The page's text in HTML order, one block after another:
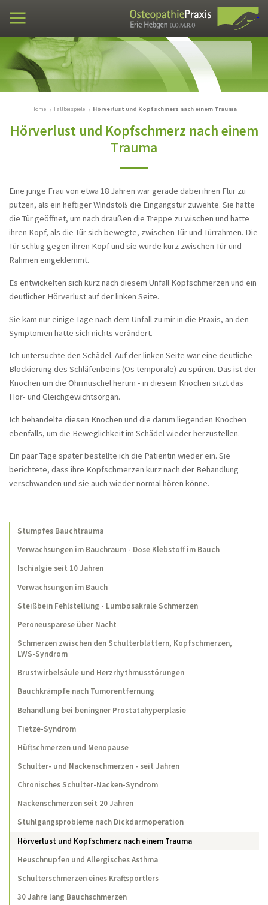
Fortbildung VXIO
Praxen
Osteopathie
Fallbeispiele
Stumpfes Bauchtrauma
Verwachsungen im Bauchraum - Dose
Steißbein Fehlstellung - Lumbosakrale
Schmerzen
Peroneusparese über Nacht
Schmerzen zwischen den Schulterblättern,
Brustwirbelsäule und Herzrhythmusstörungen
Behandlung bei beningner
Tietze-Syndrom
Hüftschmerzen und Menopause
Chronisches Schulter-Nacken-Syndrom
Stuhlgangsprobleme nach
Dickdarmoperation
Heuschnupfen und Allergisches Asthma
Schulterschmerzen eines Kraftsportlers
Wiederkehrende Knieschmerzen und seit
einem Jahr ständig
Unerfüllter Kinderwunsch
Entwicklungsverzögerung? - Fehlender
Armstütz in Bauchlage
Spinalkanalstenose
Postzosterneuralgie
Knieschmerzen nach dem Joggen
Schwindel, wenn der Kopf in den Nacken
gelegt wird
Lumbalgie nach Hüftendoprothese
Chronische Kopfschmerzen
Brustwirbelsäulenschmerzen mit Reflux mit
Sodbrennen
Magenschmerzen
Schwindel und Kribbeln in den Fingern,
Home Fallbeispiele Hörverlust und Kopfschmerz nach einem Trauma
Hörverlust und Kopfschmerz nach einem
Trauma
Eine junge Frau von etwa 18 Jahren war gerade dabei ihren Flur zu
putzen, als ein heftiger Windstoß die Eingangstür zuwehte. Sie hatte
die Tür geöffnet, um nach draußen die Treppe zu wischen und hatte
ihren Kopf, als die Tür sich bewegte, zwischen Tür und Türrahmen. Die
Tür schlug gegen ihren Kopf und sie wurde kurz zwischen Tür und
Rahmen eingeklemmt.
Es entwickelten sich kurz nach diesem Unfall Kopfschmerzen und ein
deutlicher Hörverlust auf der linken Seite.
Sie kam nur einige Tage nach dem Unfall zu mir in die Praxis, an den
Symptomen hatte sich nichts verändert.
Ich untersuchte den Schädel. Auf der linken Seite war eine deutliche
Blockierung des Schläfenbeins (Os temporale) zu spüren. Das ist der
Knochen um die Ohrmuschel herum - in diesem Knochen sitzt das
Hör- und Gleichgewichtsorgan.
Ich behandelte diesen Knochen und die darum liegenden Knochen
ebenfalls, um die Beweglichkeit im Schädel wieder herzustellen.
Ein paar Tage später bestellte ich die Patientin wieder ein. Sie
berichtete, dass ihre Kopfschmerzen kurz nach der Behandlung
verschwanden und sie auch wieder normal hören könne.
Stumpfes Bauchtrauma
Verwachsungen im Bauchraum - Dose Klebstoff im Bauch
Ischialgie seit 10 Jahren
Verwachsungen im Bauch
Steißbein Fehlstellung - Lumbosakrale Schmerzen
Peroneusparese über Nacht
Schmerzen zwischen den Schulterblättern, Kopfschmerzen,
LWS-Syndrom
Brustwirbelsäule und Herzrhythmusstörungen
Bauchkrämpfe nach Tumorentfernung
Behandlung bei beningner Prostatahyperplasie
Tietze-Syndrom
Hüftschmerzen und Menopause
Schulter- und Nackenschmerzen - seit Jahren
Chronisches Schulter-Nacken-Syndrom
Nackenschmerzen seit 20 Jahren
Stuhlgangsprobleme nach Dickdarmoperation
Hörverlust und Kopfschmerz nach einem Trauma
Heuschnupfen und Allergisches Asthma
Schulterschmerzen eines Kraftsportlers
30 Jahre lang Bauchschmerzen